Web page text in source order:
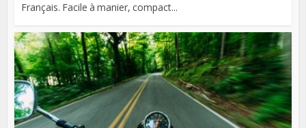
Français. Facile à manier, compact...